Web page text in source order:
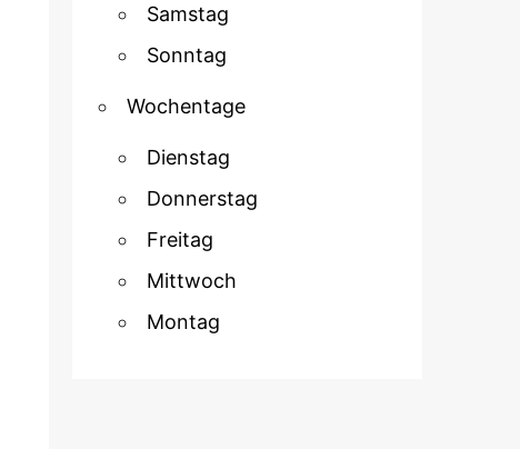
Samstag
Sonntag
Wochentage
Dienstag
Donnerstag
Freitag
Mittwoch
Montag